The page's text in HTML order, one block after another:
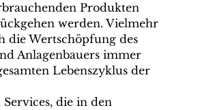
Produkten
werden. Vielmehr
die Wertschöpfung des
Anlagenbauers immer
Lebenszyklus der
die in den